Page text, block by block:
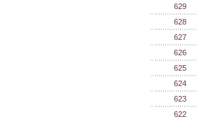
629
628
627
626
625
624
623
622